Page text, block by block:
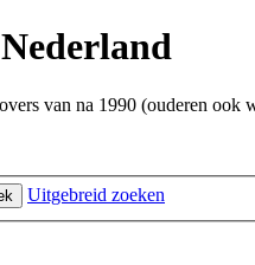
van na 1990 (ouderen ook
Uitgebreid zoeken